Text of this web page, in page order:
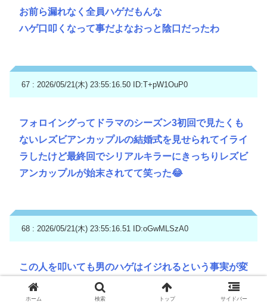
お前ら漏れなく全員ハゲだもんな
ハゲ口叩くなって事だよなおっと陰口だったわ
67 : 2026/05/21(木) 23:55:16.50 ID:T+pW1OuP0
フォロイングってドラマのシーズン3初回で見たくも
ないレズビアンカップルの結婚式を見せられてイライ
ラしたけど最終回でシリアルキラーにきっちりレズビ
アンカップルが始末されてて笑った😂
68 : 2026/05/21(木) 23:55:16.51 ID:oGwMLSzA0
この人を叩いても男のハゲはイジれるという事実が変
わるわけではないのにな
ホーム 検索 トップ サイドバー